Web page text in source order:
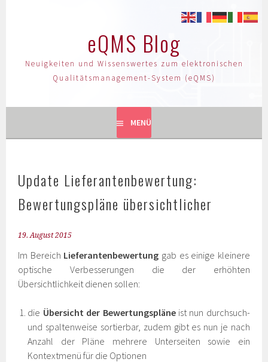
eQMS Blog
Neuigkeiten und Wissenswertes zum elektronischen
Qualitätsmanagement-System (eQMS)
MENÜ
Update Lieferantenbewertung:
Bewertungspläne übersichtlicher
19. August 2015
Im Bereich Lieferantenbewertung gab es einige kleinere
optische Verbesserungen die der erhöhten
Übersichtlichkeit dienen sollen:
die Übersicht der Bewertungspläneist nun durchsuch-
und spaltenweise sortierbar, zudem gibt es nun je nach
Anzahl der Pläne mehrere Unterseiten sowie ein
Kontextmenü für die Optionen